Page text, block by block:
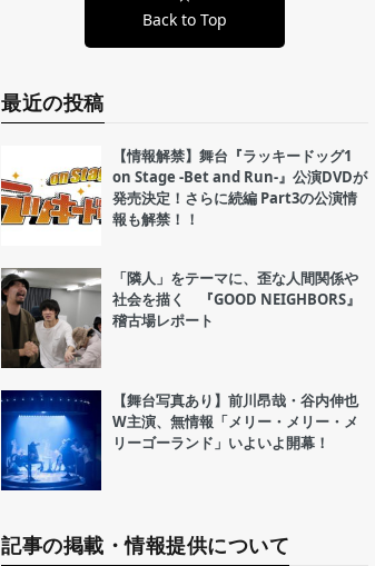
Back to Top
最近の投稿
【情報解禁】舞台『ラッキードッグ1
on Stage -Bet and Run-』公演DVDが
発売決定！さらに続編 Part3の公演情
報も解禁！！
「隣人」をテーマに、歪な人間関係や
社会を描く 『GOOD NEIGHBORS』
稽古場レポート
【舞台写真あり】前川昂哉・谷内伸也
W主演、無情報「メリー・メリー・メ
リーゴーランド」いよいよ開幕！
記事の掲載・情報提供について